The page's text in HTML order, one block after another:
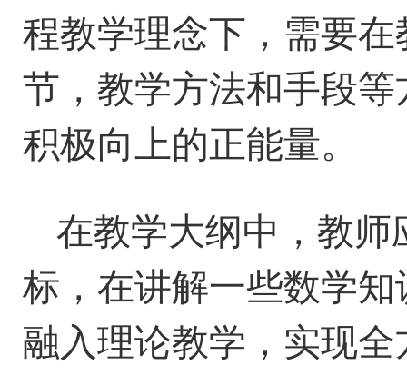
程教学理念下， 需要在
节，教学方法和手段等
积极向上的正能量。
在教学大纲中，教
标，在讲解一些数学
融入理论教学 ， 实现全